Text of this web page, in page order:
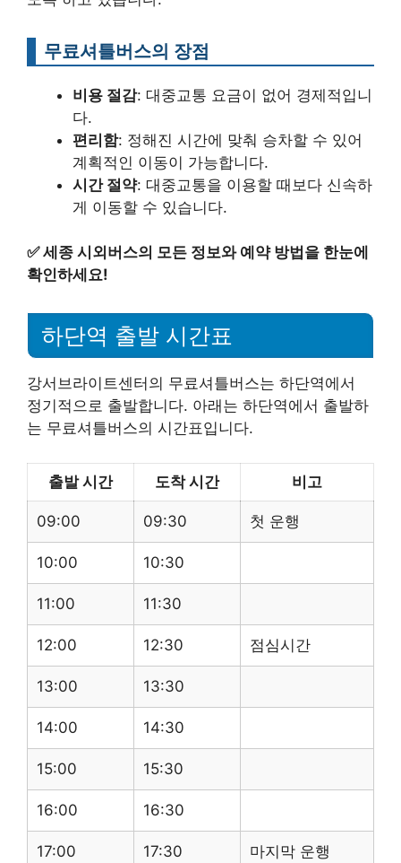
무료셔틀버스의 장점
비용 절감: 대중교통 요금이 없어 경제적입니
다.
편리함: 정해진 시간에 맞춰 승차할 수 있어
계획적인 이동이 가능합니다.
시간 절약: 대중교통을 이용할 때보다 신속하
게 이동할 수 있습니다.
✅세종 시외버스의 모든 정보와 예약 방법을 한눈에
확인하세요!
하단역 출발 시간표
강서브라이트센터의 무료셔틀버스는 하단역에서
정기적으로 출발합니다. 아래는 하단역에서 출발하
는 무료셔틀버스의 시간표입니다.
출발 시간 도착 시간 비고
09:00 09:30 첫 운행
10:00 10:30
11:00 11:30
12:00 12:30 점심시간
13:00 13:30
14:00 14:30
15:00 15:30
16:00 16:30
17:00 17:30 마지막 운행